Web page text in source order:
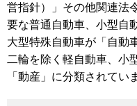
営指針）」その他関連法
要な普通自動車、小型自
大型特殊自動車が「自動
二輪を除く軽自動車、小
「動産」に分類されてい